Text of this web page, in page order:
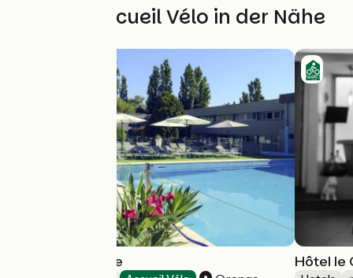
Weitere Accueil Vélo in der Nähe
Mercure Orange Hôtel le